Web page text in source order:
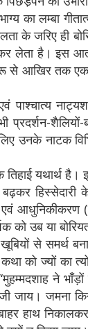
का लम्बा
के जरिए ही
लेता है। इस
से आखिर तक एक
एवं पाश्चात्य
शैलियों-
उनके नाटक
तिहाई यथार्थ
हिस्सेदारी
एवं
को उब या
से समर्थ
को ज्यों का
ने
जाय। जमना
हाथ